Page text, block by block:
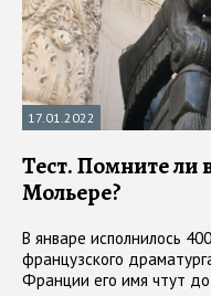
17.01.2022
Тест. Помните ли
Мольере?
В январе исполнилось
французского
Франции его имя чтут